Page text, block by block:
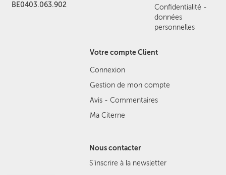
BE0403.063.902
Confidentialité -
données
personnelles
Votre compte Client
Connexion
Gestion de mon compte
Avis - Commentaires
Ma Citerne
Nous contacter
S'inscrire à la newsletter